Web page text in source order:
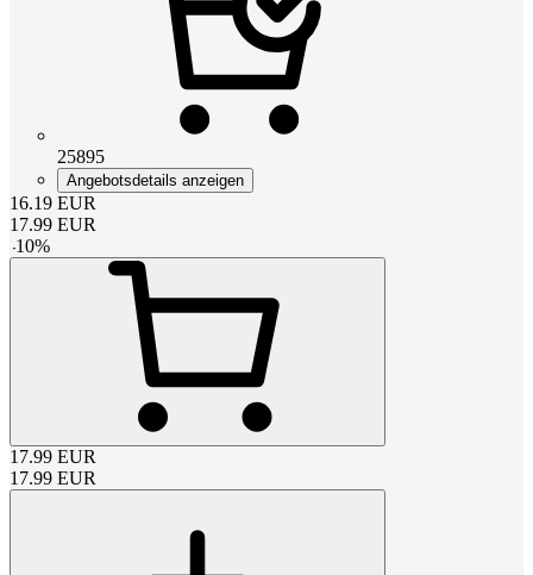
25895
Angebotsdetails anzeigen
16.19 EUR
17.99 EUR
-10%
17.99 EUR
17.99 EUR